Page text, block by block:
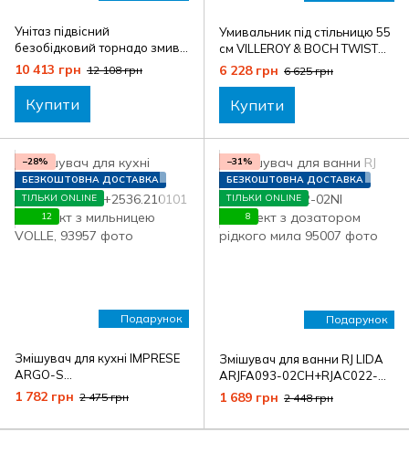
Унітаз підвісний
безобідковий торнадо змив
GEBERIT SMYLE
A503.226.01.1+41755000
комплект з гачком
HANSGROHE білий
10 413 грн 12 108 грн
Купити
Умивальник під стільницю 55
см VILLEROY & BOCH TWIST
A5A101901+41755000
комплект з гачком
HANSGROHE
6 228 грн 6 625 грн
Купити
Подарунок
−28%
БЕЗКОШТОВНА ДОСТАВКА
ТІЛЬКИ ONLINE
12
Змішувач для кухні IMPRESE
ARGO-S
Af03409001CC+2536.210101
комплект з мильницею
1 782 грн 2 475 грн
Подарунок
−31%
БЕЗКОШТОВНА ДОСТАВКА
ТІЛЬКИ ONLINE
8
Змішувач для ванни RJ LIDA
ARJFA093-02CH+RJAC022-
02NI комплект з дозатором
рідкого мила
1 689 грн 2 448 грн